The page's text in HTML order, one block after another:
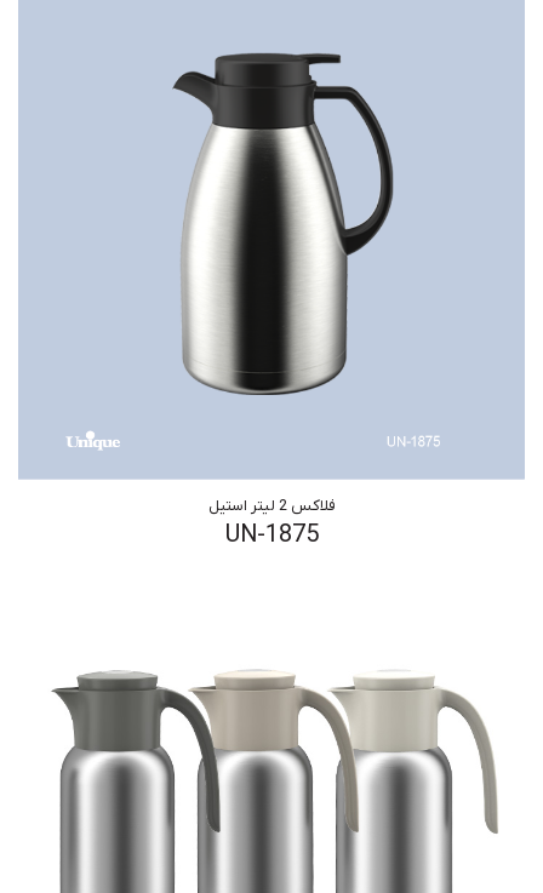
فلاکس 2 لیتر استیل
UN-1875